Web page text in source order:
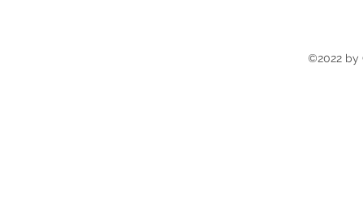
©2022 by